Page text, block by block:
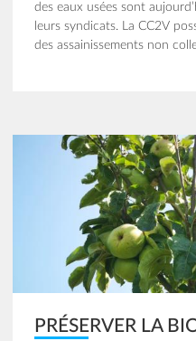
des eaux usées sont
leurs syndicats. La CC2V
des assainissements non
PRÉSERVER LA